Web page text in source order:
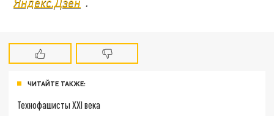
ЧИТАЙТЕ ТАКЖЕ:
Технофашисты XXI века